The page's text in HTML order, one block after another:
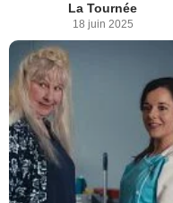
La Tournée
18 juin 2025